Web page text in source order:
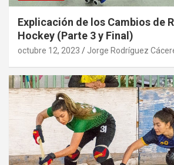
Explicación de los Cambios de
Hockey (Parte 3 y Final)
octubre 12, 2023 Jorge Rodríguez